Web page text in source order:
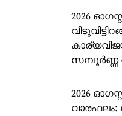
2026
സമ്പൂർണ്ണ
2026
വാരഫലം: